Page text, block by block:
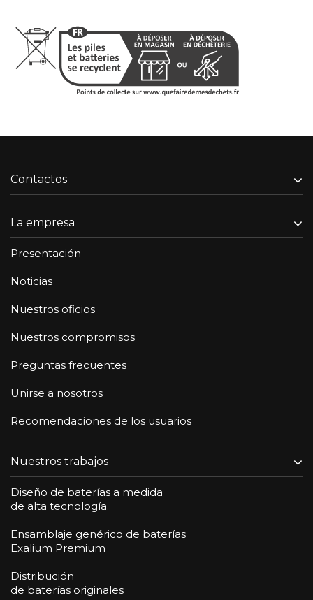
Contactos
La empresa
Presentación
Noticias
Nuestros oficios
Nuestros compromisos
Preguntas frecuentes
Unirse a nosotros
Recomendaciones de los usuarios
Nuestros trabajos
Diseño de baterías a medida
de alta tecnología.
Ensamblaje genérico de baterías
Exalium Premium
Distribución
de baterías originales